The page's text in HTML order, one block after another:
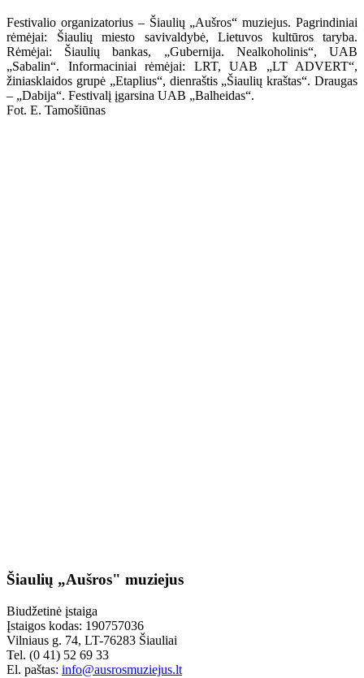
Festivalio organizatorius – Šiaulių „Aušros“ muziejus. Pagrindiniai
rėmėjai: Šiaulių miesto savivaldybė, Lietuvos kultūros taryba.
Rėmėjai: Šiaulių bankas, „Gubernija. Nealkoholinis“, UAB
„Sabalin“. Informaciniai rėmėjai: LRT, UAB „LT ADVERT“,
žiniasklaidos grupė „Etaplius“, dienraštis „Šiaulių kraštas“. Draugas
– „Dabija“. Festivalį įgarsina UAB „Balheidas“.
Fot. E. Tamošiūnas
Šiaulių „Aušros" muziejus
Biudžetinė įstaiga
Įstaigos kodas: 190757036
Vilniaus g. 74, LT-76283 Šiauliai
Tel. (0 41) 52 69 33
El. paštas: info@ausrosmuziejus.lt